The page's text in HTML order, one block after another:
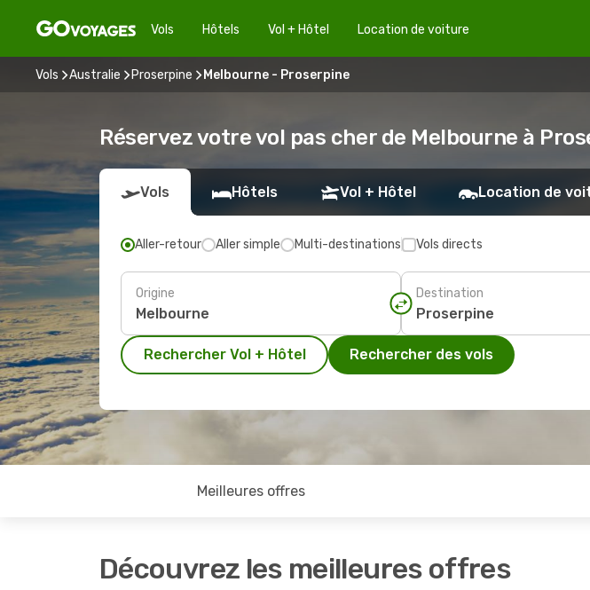
Vols Hôtels Vol + Hôtel Location de voiture
Vols Australie Proserpine Melbourne - Proserpine
Réservez votre vol pas cher de Melbourne à
Vols Hôtels Vol + Hôtel Location de
Aller-retour Aller simple Multi-destinations Vols directs
Origine Destination
Rechercher Vol + Hôtel Rechercher des vols
Meilleures offres
Découvrez les meilleures offres